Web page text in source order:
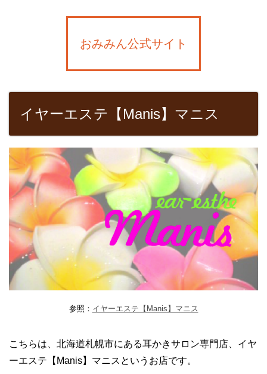
おみみん公式サイト
イヤーエステ【Manis】マニス
参照： イヤーエステ【Manis】マニス
こちらは、北海道札幌市にある耳かきサロン専門店、イヤ
ーエステ【Manis】マニスというお店です。